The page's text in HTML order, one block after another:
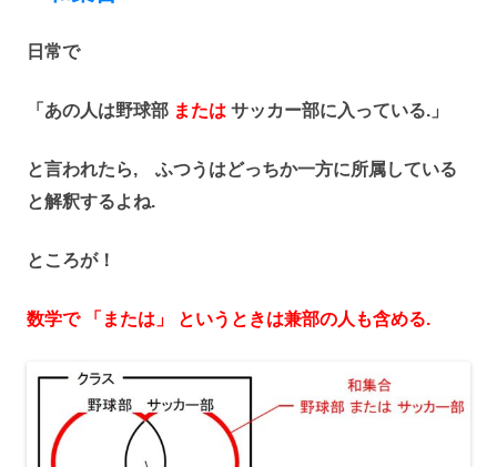
日常で
「あの人は野球部 または サッカー部に入っている.」
と言われたら, ふつうはどっちか一方に所属している
と解釈するよね.
ところが！
数学で 「または」 というときは兼部の人も含める.